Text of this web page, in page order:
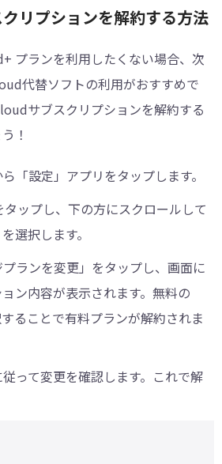
リプションを解約する方法
プランを利用したくない場合、次
代替ソフトの利用がおすすめで
サブスクリプションを解約する
！
「設定」アプリをタップします。
タップし、下の方にスクロールして
選択します。
プランを変更」をタップし、画面に
ン内容が表示されます。無料の
することで有料プランが解約されま
って変更を確認します。これで解